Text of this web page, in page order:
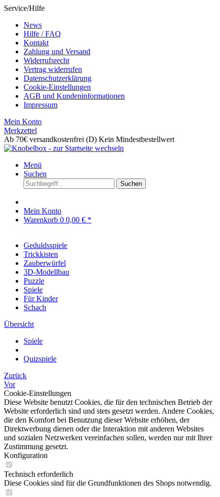
Service/Hilfe
News
Hilfe / FAQ
Kontakt
Zahlung und Versand
Widerrufsrecht
Vertrag widerrufen
Datenschutzerklärung
Cookie-Einstellungen
AGB und Kundeninformationen
Impressum
Mein Konto
Merkzettel
Ab 70€ versandkostenfrei (D) Kein Mindestbestellwert
Menü
Suchen
Suchen
Mein Konto
Warenkorb 0 0,00 € *
Geduldsspiele
Trickkisten
Zauberwürfel
3D-Modellbau
Puzzle
Spiele
Für Kinder
Schach
Übersicht
Spiele
Quizspiele
Zurück
Vor
Cookie-Einstellungen
Diese Website benutzt Cookies, die für den technischen Betrieb der
Website erforderlich sind und stets gesetzt werden. Andere Cookies,
die den Komfort bei Benutzung dieser Website erhöhen, der
Direktwerbung dienen oder die Interaktion mit anderen Websites
und sozialen Netzwerken vereinfachen sollen, werden nur mit Ihrer
Zustimmung gesetzt.
Konfiguration
Technisch erforderlich
Diese Cookies sind für die Grundfunktionen des Shops notwendig.